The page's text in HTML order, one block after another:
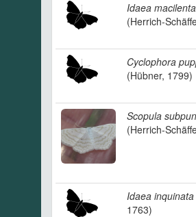
Idaea
(Herrich-
Cyclophora
(Hübner, 1799)
Scopula
(Herrich-
Idaea inquinata
1763)